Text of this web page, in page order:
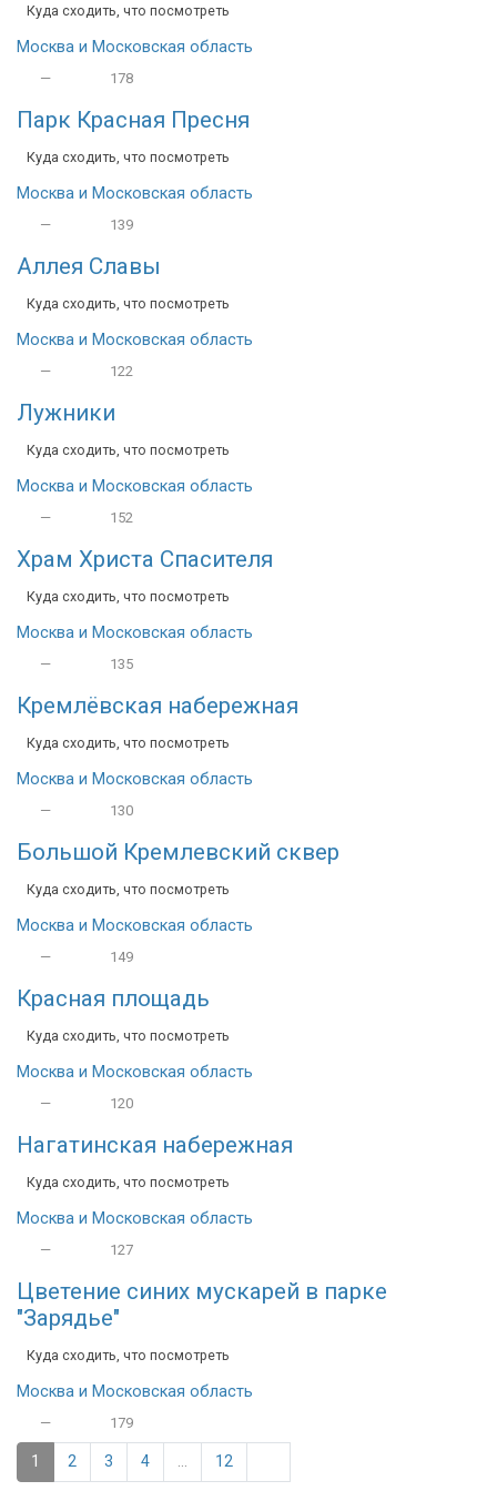
Куда сходить, что посмотреть
Москва и Московская область
— 178
Парк Красная Пресня
Куда сходить, что посмотреть
Москва и Московская область
— 139
Аллея Славы
Куда сходить, что посмотреть
Москва и Московская область
— 122
Лужники
Куда сходить, что посмотреть
Москва и Московская область
— 152
Храм Христа Спасителя
Куда сходить, что посмотреть
Москва и Московская область
— 135
Кремлёвская набережная
Куда сходить, что посмотреть
Москва и Московская область
— 130
Большой Кремлевский сквер
Куда сходить, что посмотреть
Москва и Московская область
— 149
Красная площадь
Куда сходить, что посмотреть
Москва и Московская область
— 120
Нагатинская набережная
Куда сходить, что посмотреть
Москва и Московская область
— 127
Цветение синих мускарей в парке
"Зарядье"
Куда сходить, что посмотреть
Москва и Московская область
— 179
1 2 3 4 ... 12